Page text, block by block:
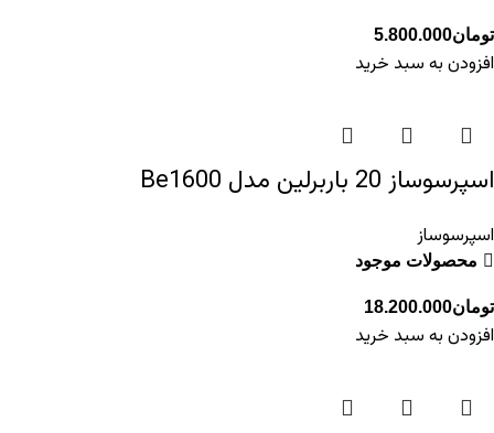
تومان5.800.000
افزودن به سبد خرید
اسپرسوساز 20 باربرلین مدل Be1600
اسپرسوساز
محصولات موجود
تومان18.200.000
افزودن به سبد خرید